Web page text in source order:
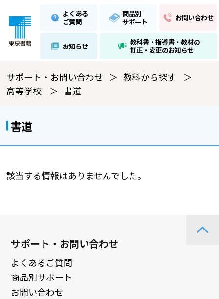
よくある
ご質問
商品別
サポート
お問い合わせ
お知らせ
教科書・指導書・教材の
訂正・変更のお知らせ
サポート・お問い合わせ
教科から探す
高等学校
書道
書道
該当する情報はありませんでした。
サポート・お問い合わせ
よくあるご質問
商品別サポート
お問い合わせ